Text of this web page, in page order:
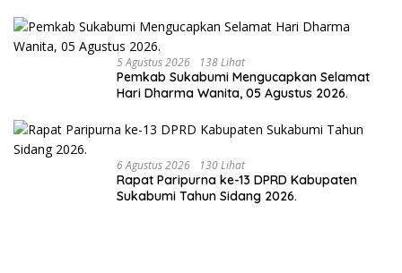
5 Agustus 2026 138 Lihat
Pemkab Sukabumi Mengucapkan Selamat
Hari Dharma Wanita, 05 Agustus 2026.
6 Agustus 2026 130 Lihat
Rapat Paripurna ke-13 DPRD Kabupaten
Sukabumi Tahun Sidang 2026.